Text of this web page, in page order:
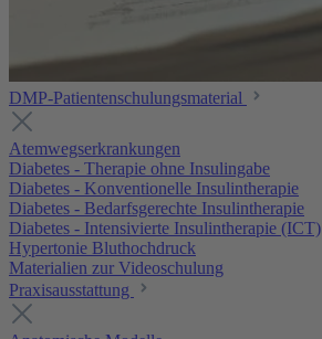
DMP-Patientenschulungsmaterial
Atemwegserkrankungen
Diabetes - Therapie ohne Insulingabe
Diabetes - Konventionelle Insulintherapie
Diabetes - Bedarfsgerechte Insulintherapie
Diabetes - Intensivierte Insulintherapie (ICT)
Hypertonie Bluthochdruck
Materialien zur Videoschulung
Praxisausstattung